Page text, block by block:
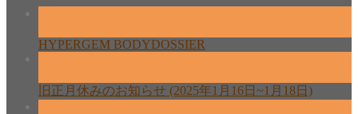
HYPERGEM BODYDOSSIER
旧正月休みのお知らせ (2025年1月16日~1月18日)